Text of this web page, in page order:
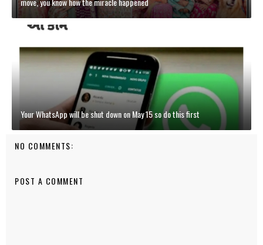
Your WhatsApp will be shut down on May 15 so do this first
NO COMMENTS:
POST A COMMENT